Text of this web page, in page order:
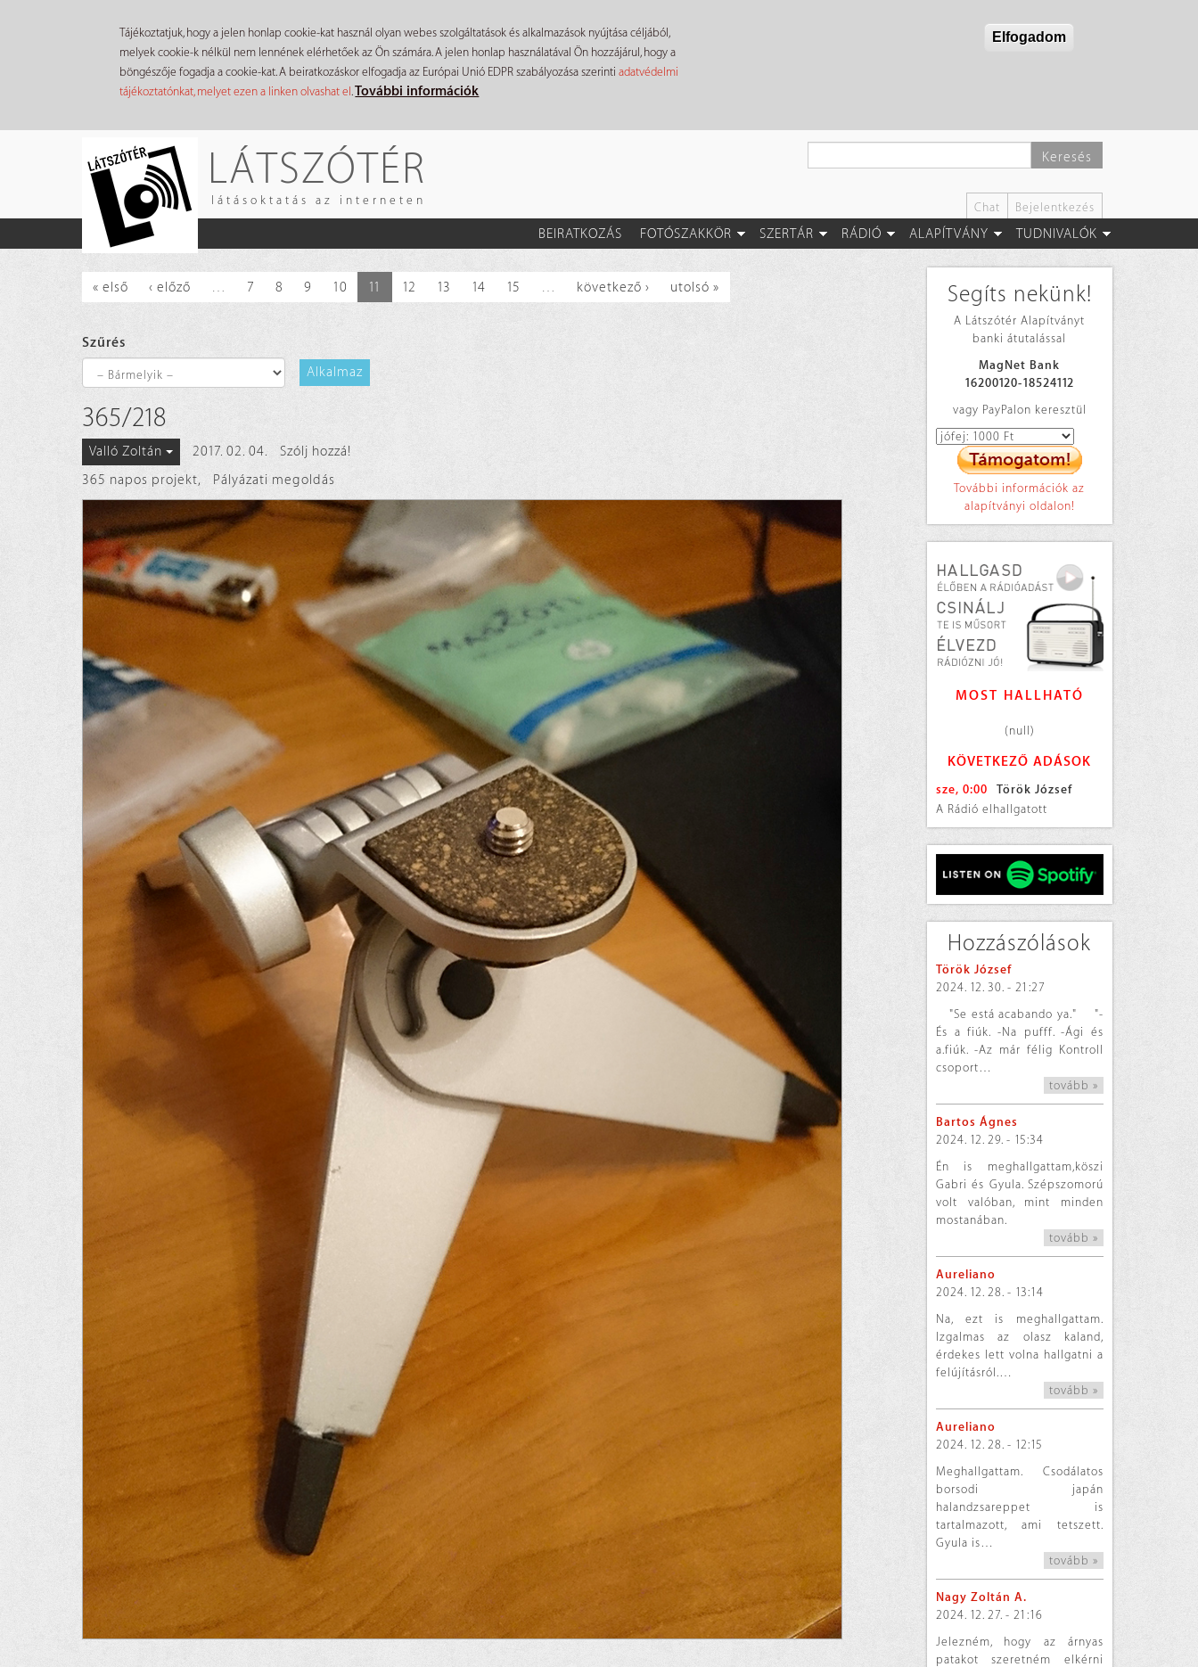
Tájékoztatjuk, hogy a jelen honlap cookie-kat használ olyan webes szolgáltatások és alkalmazások nyújtása céljából,
melyek cookie-k nélkül nem lennének elérhetőek az Ön számára. A jelen honlap használatával Ön hozzájárul, hogy a
böngészője fogadja a cookie-kat. A beiratkozáskor elfogadja az Európai Unió EDPR szabályozása szerintiadatvédelmi
tájékoztatónkat, melyet ezen a linken olvashat el.További információk
Elfogadom
LÁTSZÓTÉR
látásoktatás az interneten
Keresés
Chat Bejelentkezés
BEIRATKOZÁS FOTÓSZAKKÖR SZERTÁR RÁDIÓ ALAPÍTVÁNY TUDNIVALÓK
« első ‹ előző … 7 8 9 10 11 12 13 14 15 … következő › utolsó »
Szűrés
Alkalmaz
365/218
Valló Zoltán 2017. 02. 04.
Szólj hozzá!
365 napos projekt, Pályázati megoldás
Segíts nekünk!
A Látszótér Alapítványt
banki átutalással
MagNet Bank
16200120-18524112
vagy PayPalon keresztül
További információk az
alapítványi oldalon!
MOST HALLHATÓ
(null)
KÖVETKEZŐ ADÁSOK
sze, 0:00
Török József
A Rádió elhallgatott
Hozzászólások
Török József
2024. 12. 30. - 21:27
"Se está acabando ya." "-
És a fiúk. -Na pufff. -Ági és
a.fiúk. -Az már félig Kontroll
csoport…
tovább »
Bartos Ágnes
2024. 12. 29. - 15:34
Én is meghallgattam,köszi
Gabri és Gyula. Szépszomorú
volt valóban, mint minden
mostanában.
tovább »
Aureliano
2024. 12. 28. - 13:14
Na, ezt is meghallgattam.
Izgalmas az olasz kaland,
érdekes lett volna hallgatni a
felújításról.…
tovább »
Aureliano
2024. 12. 28. - 12:15
Meghallgattam. Csodálatos
borsodi japán
halandzsareppet is
tartalmazott, ami tetszett.
Gyula is…
tovább »
Nagy Zoltán A.
2024. 12. 27. - 21:16
Jelezném, hogy az árnyas
patakot szeretném elkérni